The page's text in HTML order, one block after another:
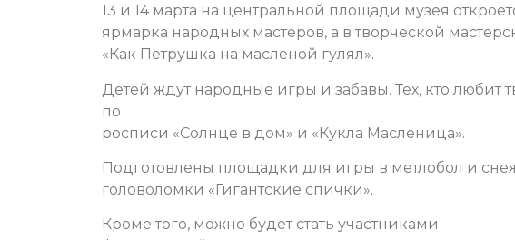
13 и 14 марта на центральной площади музея
ярмарка народных мастеров, а в творческой
«Как Петрушка на масленой гулял».
Детей ждут народные игры и забавы. Тех, кто любит
по
росписи «Солнце в дом» и «Кукла Масленица».
Подготовлены площадки для игры в метлобол и с
головоломки «Гигантские спички».
Кроме того, можно будет стать участниками